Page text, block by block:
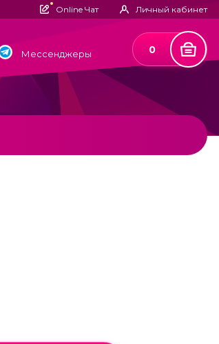
Online Чат Личный кабинет
Мессенджеры 0